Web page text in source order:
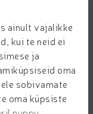
ainult vajalikke
kui te neid ei
ja
oma
sobivamate
oma küpsiste